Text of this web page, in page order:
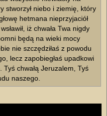
stworzył niebo i ziemię, który
hetmana nieprzyjaciół
iż chwała Twa nigdy
będą na wieki mocy
nie szczędziłaś z powodu
lecz zapobiegłaś upadkowi
chwałą Jeruzalem, Tyś
naszego.